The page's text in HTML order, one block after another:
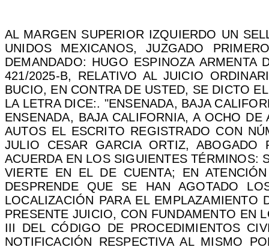
AL MARGEN SUPERIOR IZQUIERDO UN
UNIDOS MEXICANOS, JUZGADO
DEMANDADO: HUGO ESPINOZA
421/2025-B, RELATIVO AL JUICIO
BUCIO, EN CONTRA DE USTED, SE DICTO
LA LETRA DICE:. "ENSENADA, BAJA
ENSENADA, BAJA CALIFORNIA, A OCHO
AUTOS EL ESCRITO REGISTRADO CON
JULIO CESAR GARCIA ORTIZ,
ACUERDA EN LOS SIGUIENTES TÉRMINOS:
VIERTE EN EL DE CUENTA; EN
DESPRENDE QUE SE HAN AGOTADO
LOCALIZACIÓN PARA EL EMPLAZAMIENTO
PRESENTE JUICIO, CON FUNDAMENTO EN
III DEL CÓDIGO DE PROCEDIMIENTOS
NOTIFICACIÓN RESPECTIVA AL MISMO